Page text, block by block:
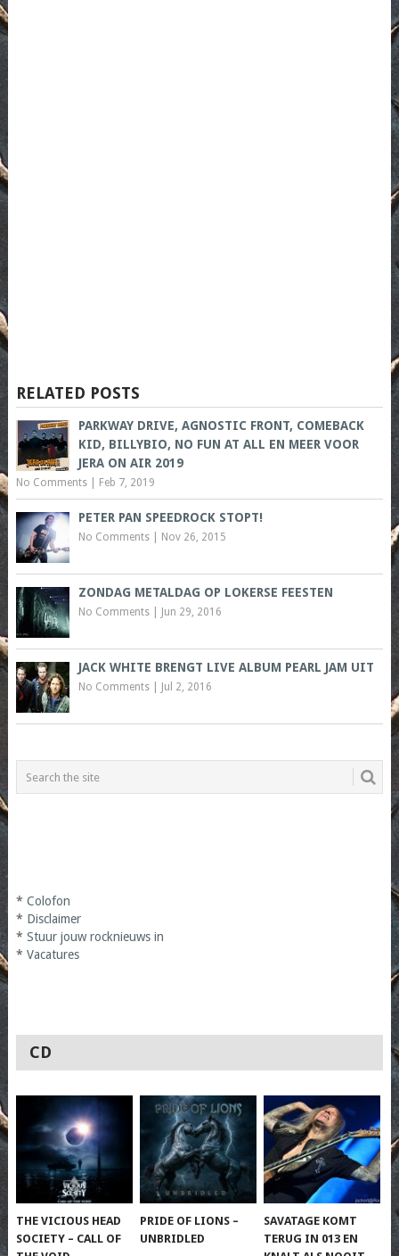
RELATED POSTS
PARKWAY DRIVE, AGNOSTIC FRONT, COMEBACK
KID, BILLYBIO, NO FUN AT ALL EN MEER VOOR
JERA ON AIR 2019
No Comments| Feb 7, 2019
PETER PAN SPEEDROCK STOPT!
No Comments| Nov 26, 2015
ZONDAG METALDAG OP LOKERSE FEESTEN
No Comments| Jun 29, 2016
JACK WHITE BRENGT LIVE ALBUM PEARL JAM UIT
No Comments| Jul 2, 2016
* Colofon
* Disclaimer
* Stuur jouw rocknieuws in
* Vacatures
CD
THE VICIOUS HEAD
SOCIETY – CALL OF
PRIDE OF LIONS –
UNBRIDLED
SAVATAGE KOMT
TERUG IN 013 EN